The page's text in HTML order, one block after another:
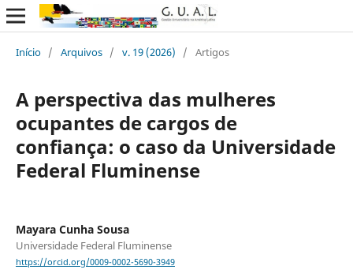
Início / Arquivos / v. 19 (2026) / Artigos
A perspectiva das mulheres
ocupantes de cargos de
confiança: o caso da Universidade
Federal Fluminense
Mayara Cunha Sousa
Universidade Federal Fluminense
https://orcid.org/0009-0002-5690-3949